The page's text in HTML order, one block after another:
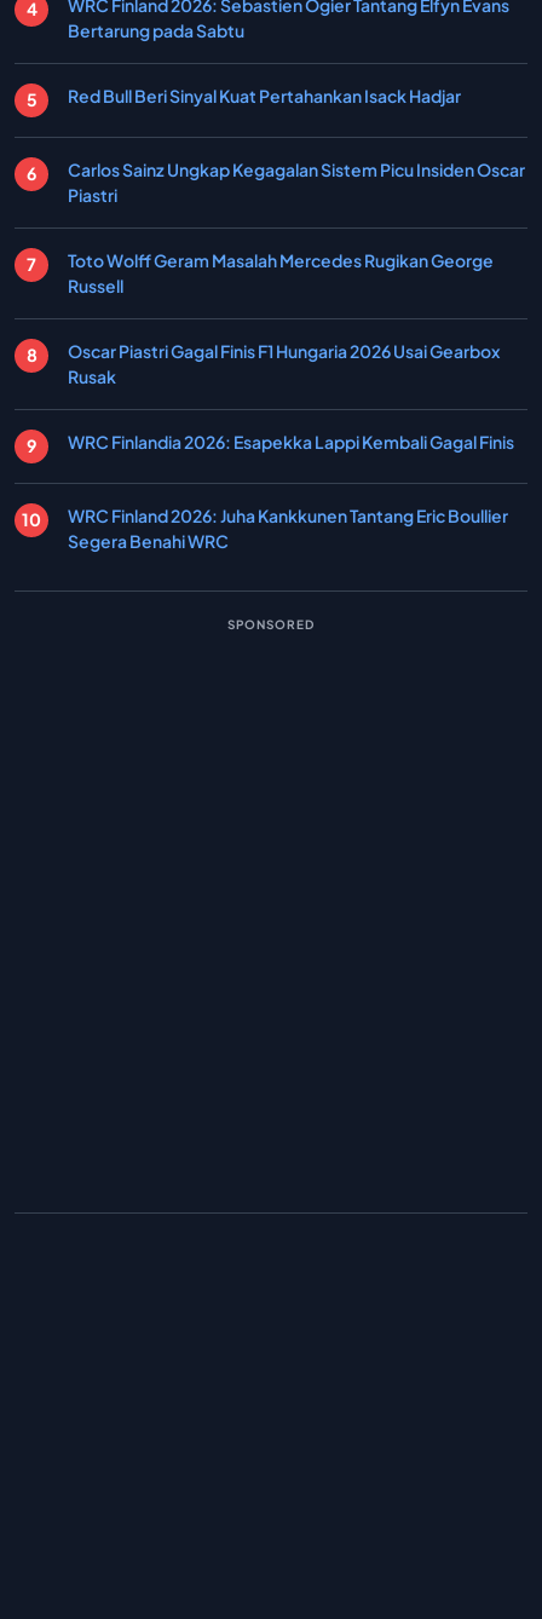
Bertarung pada Sabtu
Red Bull Beri Sinyal Kuat Pertahankan Isack Hadjar
Carlos Sainz Ungkap Kegagalan Sistem Picu Insiden Oscar
Piastri
Toto Wolff Geram Masalah Mercedes Rugikan George
Russell
Oscar Piastri Gagal Finis F1 Hungaria 2026 Usai Gearbox
Rusak
WRC Finlandia 2026: Esapekka Lappi Kembali Gagal Finis
WRC Finland 2026: Juha Kankkunen Tantang Eric Boullier
Segera Benahi WRC
SPONSORED